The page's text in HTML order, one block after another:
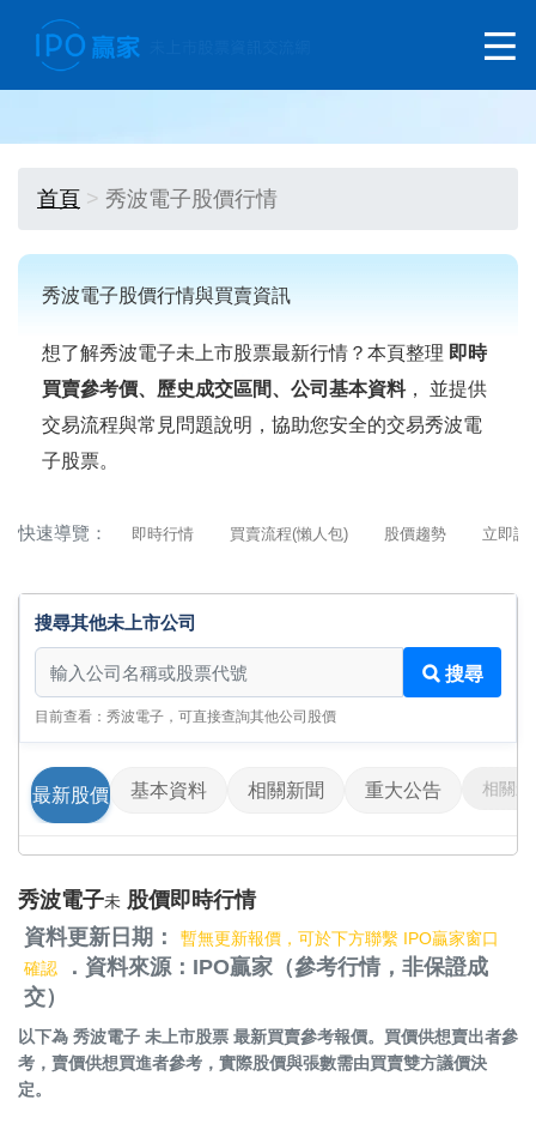
首頁 秀波電子股價行情
秀波電子股價行情與買賣資訊
想了解秀波電子未上市股票最新行情？本頁整理 即時
買賣參考價、歷史成交區間、公司基本資料， 並提供
交易流程與常見問題說明，協助您安全的交易秀波電
子股票。
快速導覽： 即時行情 買賣流程(懶人包) 股價趨勢 立即詢
搜尋其他未上市公司
搜尋其他未上市公司
搜尋
目前查看：秀波電子，可直接查詢其他公司股價
最新股價 基本資料 相關新聞 重大公告 相關影
秀波電子未 股價即時行情
資料更新日期：
暫無更新報價，可於下方聯繫 IPO贏家窗口
確認
．資料來源：IPO贏家（參考行情，非保證成
交）
以下為 秀波電子 未上市股票 最新買賣參考報價。買價供想賣出者參
考，賣價供想買進者參考，實際股價與張數需由買賣雙方議價決
定。